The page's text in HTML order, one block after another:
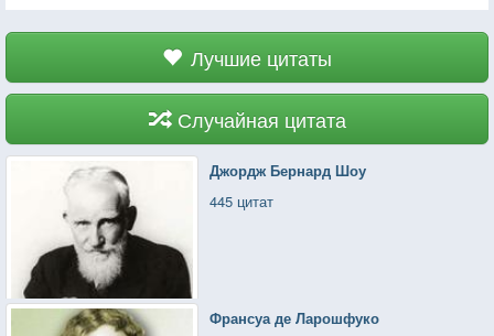
Лучшие цитаты
Случайная цитата
Джордж Бернард Шоу
445 цитат
Франсуа де Ларошфуко